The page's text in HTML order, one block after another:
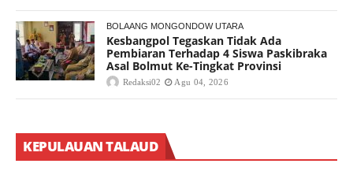
BOLAANG MONGONDOW UTARA
Kesbangpol Tegaskan Tidak Ada
Pembiaran Terhadap 4 Siswa Paskibraka
Asal Bolmut Ke-Tingkat Provinsi
Redaksi02 Agu 04, 2026
KEPULAUAN TALAUD